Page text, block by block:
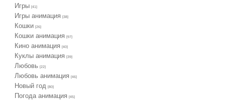
Игры [41]
Игры анимация [38]
Кошки [26]
Кошки анимация [97]
Кино анимация [40]
Куклы анимация [39]
Любовь [22]
Любовь анимация [46]
Новый год [80]
Погода анимация [45]